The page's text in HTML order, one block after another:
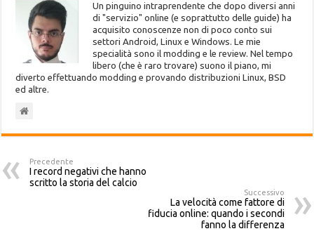
Un pinguino intraprendente che dopo diversi anni
di "servizio" online (e soprattutto delle guide) ha
acquisito conoscenze non di poco conto sui
settori Android, Linux e Windows. Le mie
specialità sono il modding e le review. Nel tempo
libero (che è raro trovare) suono il piano, mi
diverto effettuando modding e provando distribuzioni Linux, BSD
ed altre.
Precedente
I record negativi che hanno
scritto la storia del calcio
Successivo
La velocità come fattore di
fiducia online: quando i secondi
fanno la differenza